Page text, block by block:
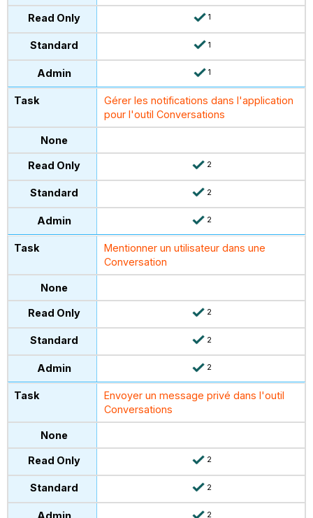
1
1
1
Gérer les notifications dans l'application
pour l'outil Conversations
2
2
2
Mentionner un utilisateur dans une
Conversation
2
2
2
Envoyer un message privé dans l'outil
Conversations
2
2
2